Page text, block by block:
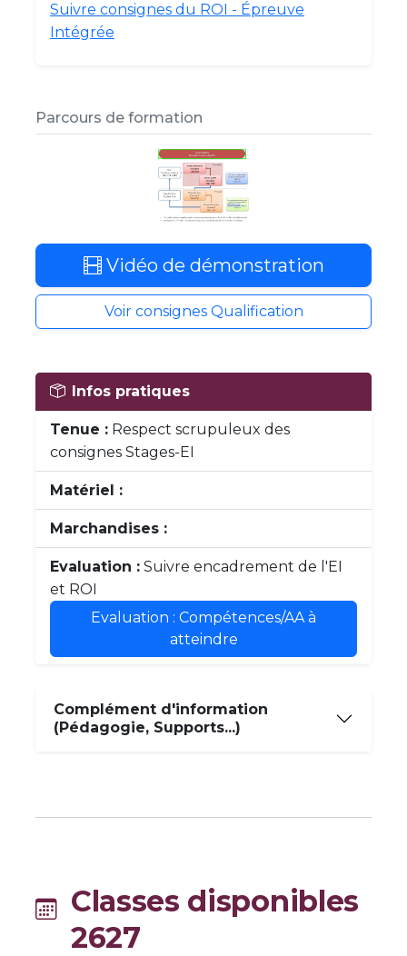
Suivre consignes du ROI - Épreuve
Intégrée
Parcours de formation
Vidéo de démonstration
Voir consignes Qualification
Infos pratiques
Tenue : Respect scrupuleux des
consignes Stages-EI
Matériel :
Marchandises :
Evaluation : Suivre encadrement de l'EI
et ROI
Evaluation : Compétences/AA à
atteindre
Complément d'information
(Pédagogie, Supports...)
Classes disponibles
2627